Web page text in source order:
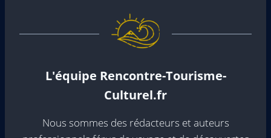
L'équipe Rencontre-Tourisme-
Culturel.fr
Nous sommes des rédacteurs et auteurs